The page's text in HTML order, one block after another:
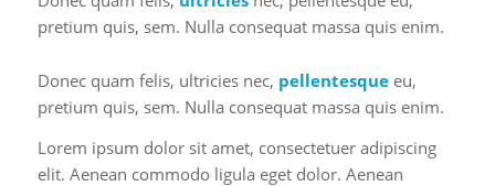
pretium quis, sem. Nulla consequat massa quis enim.
Donec quam felis, ultricies nec, pellentesqueeu,
pretium quis, sem. Nulla consequat massa quis enim.
Lorem ipsum dolor sit amet, consectetuer adipiscing
elit. Aenean commodo ligula eget dolor. Aenean